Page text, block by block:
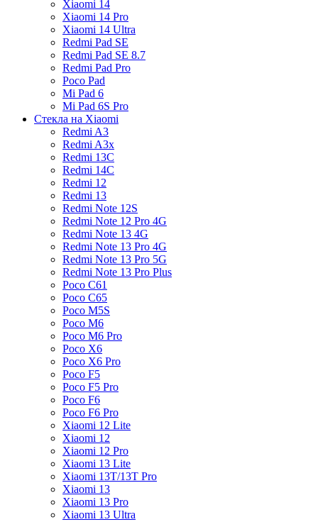
Xiaomi 14
Xiaomi 14 Pro
Xiaomi 14 Ultra
Redmi Pad SE
Redmi Pad SE 8.7
Redmi Pad Pro
Poco Pad
Mi Pad 6
Mi Pad 6S Pro
Стекла на Xiaomi
Redmi A3
Redmi A3x
Redmi 13C
Redmi 14C
Redmi 12
Redmi 13
Redmi Note 12S
Redmi Note 12 Pro 4G
Redmi Note 13 4G
Redmi Note 13 Pro 4G
Redmi Note 13 Pro 5G
Redmi Note 13 Pro Plus
Poco C61
Poco C65
Poco M5S
Poco M6
Poco M6 Pro
Poco X6
Poco X6 Pro
Poco F5
Poco F5 Pro
Poco F6
Poco F6 Pro
Xiaomi 12 Lite
Xiaomi 12
Xiaomi 12 Pro
Xiaomi 13 Lite
Xiaomi 13T/13T Pro
Xiaomi 13
Xiaomi 13 Pro
Xiaomi 13 Ultra